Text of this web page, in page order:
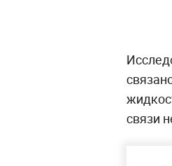
связи